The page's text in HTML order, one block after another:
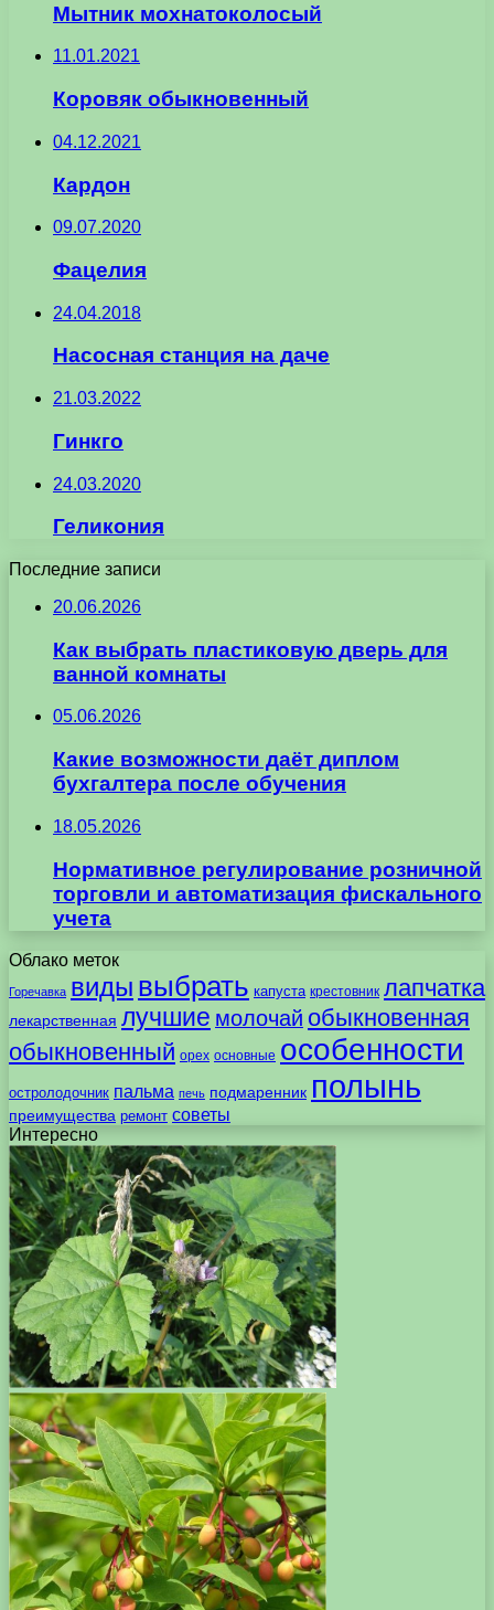
Мытник мохнатоколосый
11.01.2021
Коровяк обыкновенный
04.12.2021
Кардон
09.07.2020
Фацелия
24.04.2018
Насосная станция на даче
21.03.2022
Гинкго
24.03.2020
Геликония
Последние записи
20.06.2026
Как выбрать пластиковую дверь для
ванной комнаты
05.06.2026
Какие возможности даёт диплом
бухгалтера после обучения
18.05.2026
Нормативное регулирование розничной
торговли и автоматизация фискального
учета
Облако меток
Горечавка виды выбрать капуста крестовник лапчатка
лекарственная лучшие молочай обыкновенная
обыкновенный орех основные особенности
остролодочник пальма печь подмаренник полынь
преимущества ремонт советы
Интересно